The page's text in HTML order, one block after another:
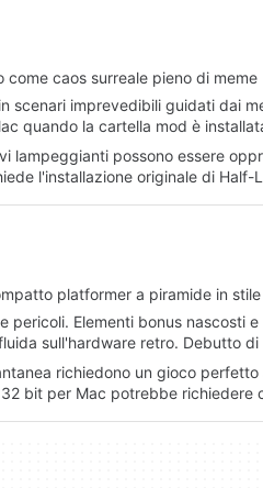
come caos surreale pieno di meme
scenari imprevedibili guidati dai
quando la cartella mod è
lampeggianti possono essere
l'installazione originale di
platformer a piramide in
pericoli. Elementi bonus
sull'hardware retro. Debutto
richiedono un gioco
bit per Mac potrebbe richiedere